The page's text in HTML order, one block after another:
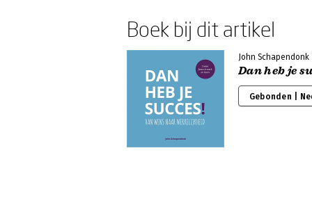
Boek bij dit artikel
John Schapendonk
Dan heb je
Gebonden |